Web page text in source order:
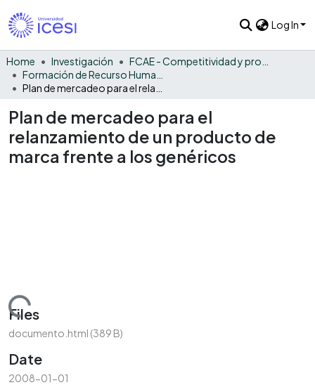
Log In
Home Investigación
Plan de mercadeo para el
relanzamiento de un producto de
marca frente a los genéricos
Files
documento.html (389 B)
Date
2008-01-01